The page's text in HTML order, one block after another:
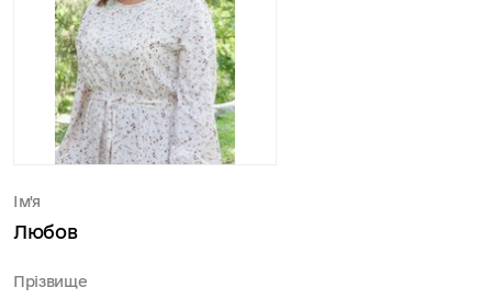
Ім'я
Любов
Прізвище